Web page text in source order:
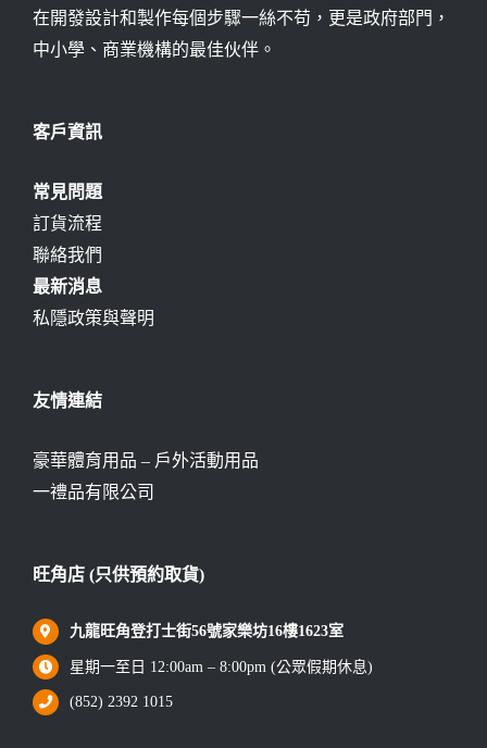
在開發設計和製作每個步驟一絲不苟，更是政府部門，
中小學、商業機構的最佳伙伴。
客戶資訊
常見問題
訂貨流程
聯絡我們
最新消息
私隱政策與聲明
友情連結
豪華體育用品 – 戶外活動用品
一禮品有限公司
旺角店 (只供預約取貨)
九龍旺角登打士街56號家樂坊16樓1623室
星期一至日 12:00am – 8:00pm (公眾假期休息)
(852) 2392 1015